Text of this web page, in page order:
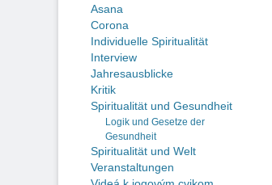
Asana
Corona
Individuelle Spiritualität
Interview
Jahresausblicke
Kritik
Spiritualität und Gesundheit
Logik und Gesetze der
Gesundheit
Spiritualität und Welt
Veranstaltungen